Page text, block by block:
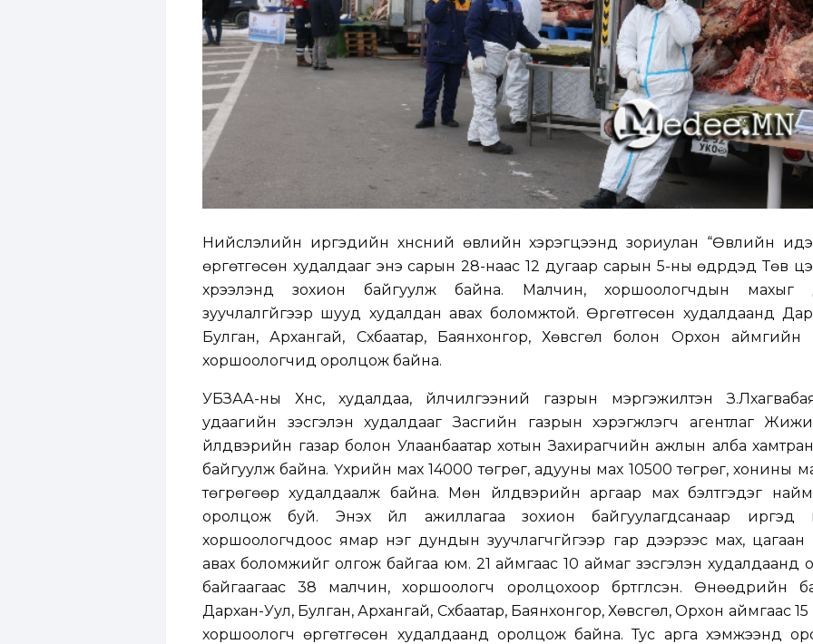
Нийслэлийн иргэдийн хүнсний өвлийн хэрэгцээнд зориулан “Өвлийн
өргөтгөсөн худалдааг энэ сарын 28-наас 12 дугаар сарын 5-ны өдрүүдэд Төв
хүрээлэнд зохион байгуулж байна. Малчин, хоршоологчдын махыг
зуучлалгүйгээр шууд худалдан авах боломжтой. Өргөтгөсөн худалдаанд
Булган, Архангай, Сүхбаатар, Баянхонгор, Хөвсгөл болон Орхон аймгийн
хоршоологчид оролцож байна.
УБЗАА-ны Хүнс, худалдаа, үйлчилгээний газрын мэргэжилтэн
удаагийн үзэсгэлэн худалдааг Засгийн газрын хэрэгжүүлэгч агентлаг
үйлдвэрийн газар болон Улаанбаатар хотын Захирагчийн ажлын алба
байгуулж байна. Үхрийн мах 14000 төгрөг, адууны мах 10500 төгрөг, хонины
төгрөгөөр худалдаалж байна. Мөн үйлдвэрийн аргаар мах бэлтгэдэг
оролцож буй. Энэхүү үйл ажиллагаа зохион байгуулагдсанаар иргэд
хоршоологчдоос ямар нэг дундын зуучлагчгүйгээр гар дээрээс мах, цагаан
авах боломжийг олгож байгаа юм. 21 аймгаас 10 аймаг үзэсгэлэн худалдаанд
байгаагаас 38 малчин, хоршоологч оролцохоор бүртгүүлсэн. Өнөөдрийн
Дархан-Уул, Булган, Архангай, Сүхбаатар, Баянхонгор, Хөвсгөл, Орхон аймгаас
хоршоологч өргөтгөсөн худалдаанд оролцож байна. Тус арга хэмжээнд